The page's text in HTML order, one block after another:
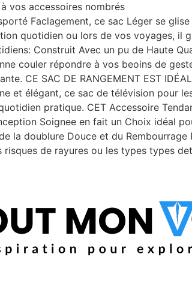
vos accessoires nombrés
Faclagement, ce sac Léger se
quotidien ou lors de vos voyages, il
Construit Avec un pu de Haute
couler répondre à vos beoins de
CE SAC DE RANGEMENT EST
et élégant, ce sac de télévision pour
pratique. CET Accessoire
Soignee en fait un Choix idéal
la doublure Douce et du
risques de rayures ou les types types